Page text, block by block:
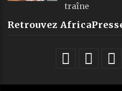
traîne
Retrouvez